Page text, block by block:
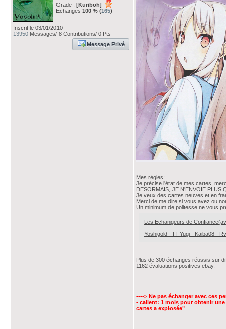
Grade : [Kuriboh]
Echanges 100 % (165)
Inscrit le 03/01/2010
13950 Messages/ 8 Contributions/ 0 Pts
Message Privé
Mes règles:
Je précise l'état de mes cartes,
DESORMAIS, JE N'ENVOIE PLUS
Je veux des cartes neuves et en
Merci de me dire si vous avez ou
Un minimum de politesse ne vous
Les Echangeurs de
Yoshigold - FFYugi - Kaiba08 -
Plus de 300 échanges réussis sur
1162 évaluations positives ebay.
----> Ne pas échanger avec ces
- calient: 1 mois pour obtenir
cartes a explosée"